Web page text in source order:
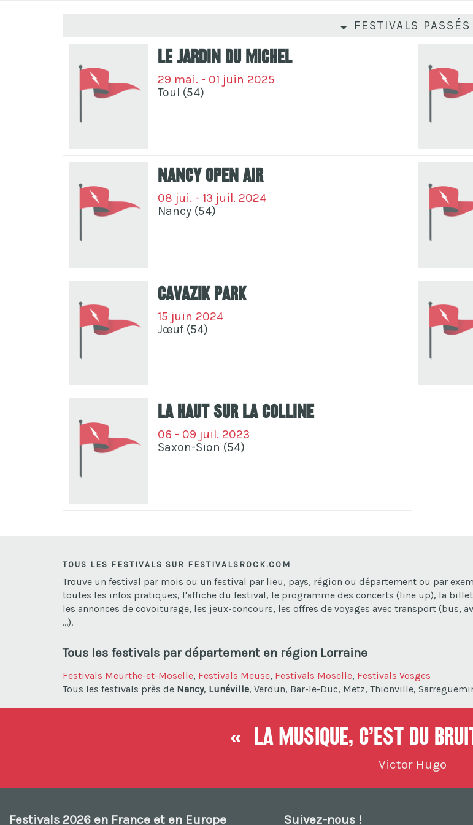
FESTIVALS PASSÉS
Le Jardin Du Michel
29 mai. - 01 juin 2025
Toul (54)
Nancy Open Air
08 jui. - 13 juil. 2024
Nancy (54)
Cavazik Park
15 juin 2024
Jœuf (54)
La Haut Sur La Colline
06 - 09 juil. 2023
Saxon-Sion (54)
TOUS LES FESTIVALS SUR FESTIVALSROCK.COM
Trouve un festival par mois ou un festival par lieu, pays, région ou département ou par
toutes les infos pratiques, l'affiche du festival, le programme des concerts (line up), la
les annonces de covoiturage, les jeux-concours, les offres de voyages avec transport (bus,
...).
Tous les festivals par département en région Lorraine
Festivals Meurthe-et-Moselle, Festivals Meuse, Festivals Moselle, Festivals Vosges
Tous les festivals près de Nancy, Lunéville, Verdun, Bar-le-Duc, Metz, Thionville,
« La musique, c’est du
Victor Hugo
Festivals 2026 en France et en Europe Suivez-nous !